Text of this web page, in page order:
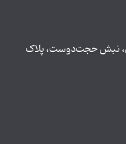
نبش حجت‌دوست، پلاک